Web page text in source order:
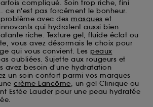
compliqué. Soin trop riche, fini
ce n'est pas forcément le bonheur.
avec des masques et
innovants qui hydratent aussi bien
riche. Texture gel, fluide éclat ou
vous avez désormais le choix pour
qui vous convient. Les peaux
oubliées. Sujette aux rougeurs et
avez besoin d'une hydratation
un soin confort parmi vos marques
crème Lancôme, un gel Clinique ou
Estée Lauder pour une peau hydratée
des paiements en ligne :
de lutter notamment contre les
moyens de paiement et les
:il s’agit de cookies
et/ou la fourniture de
du site, tel que les
qui sont utilisés afin de
de l’authentification
permettant d’accéder à votre